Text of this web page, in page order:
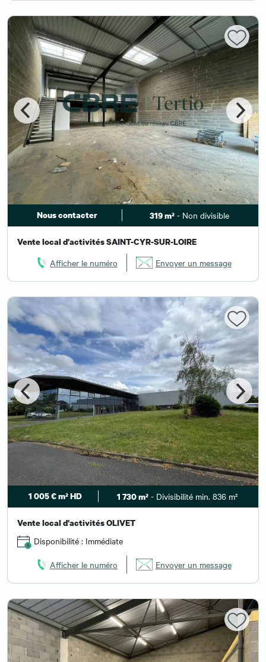
Nous contacter 319 m² - Non divisible
Vente local d'activités SAINT-CYR-SUR-LOIRE
Afficher le numéro Envoyer un message
1 005 € m² HD 1 730 m² - Divisibilité min. 836 m²
Vente local d'activités OLIVET
Disponibilité : Immédiate
Afficher le numéro Envoyer un message